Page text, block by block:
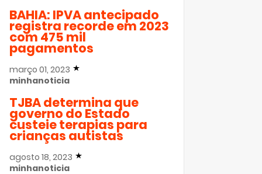
BAHIA: IPVA antecipado
registra recorde em 2023
com 475 mil
pagamentos
março 01, 2023
minhanoticia
TJBA determina que
governo do Estado
custeie terapias para
crianças autistas
agosto 18, 2023
minhanoticia